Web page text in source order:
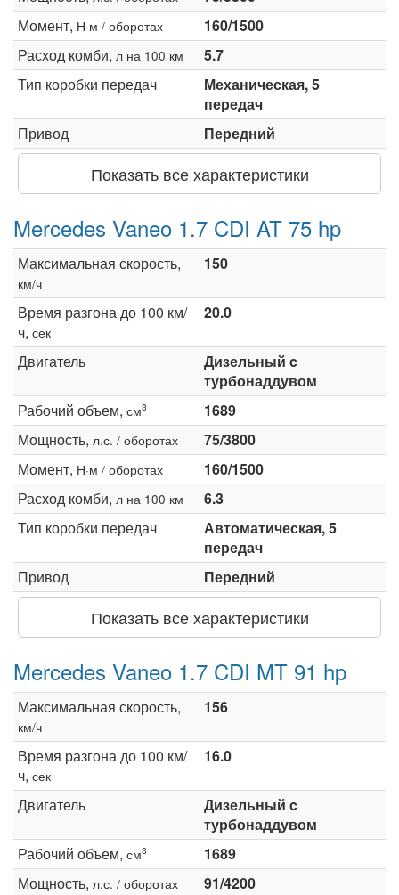
Момент, Н·м / оборотах
160/1500
Расход комби, л на 100 км
5.7
Тип коробки передач
Механическая, 5
передач
Привод
Передний
Показать все характеристики
Mercedes Vaneo 1.7 CDI AT 75 hp
Максимальная скорость,
км/ч
150
Время разгона до 100 км/
ч, сек
20.0
Двигатель
Дизельный c
турбонаддувом
Рабочий объем, см3
1689
Мощность, л.с. / оборотах
75/3800
Момент, Н·м / оборотах
160/1500
Расход комби, л на 100 км
6.3
Тип коробки передач
Автоматическая, 5
передач
Привод
Передний
Показать все характеристики
Mercedes Vaneo 1.7 CDI MT 91 hp
Максимальная скорость,
км/ч
156
Время разгона до 100 км/
ч, сек
16.0
Двигатель
Дизельный c
турбонаддувом
Рабочий объем, см3
1689
Мощность, л.с. / оборотах
91/4200